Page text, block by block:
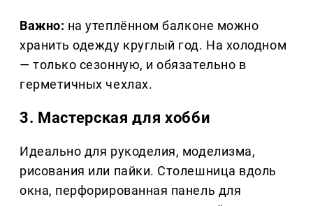
Важно: на утеплённом балконе можно
хранить одежду круглый год. На холодном
— только сезонную, и обязательно в
герметичных чехлах.
3. Мастерская для хобби
Идеально для рукоделия, моделизма,
рисования или пайки. Столешница вдоль
окна, перфорированная панель для